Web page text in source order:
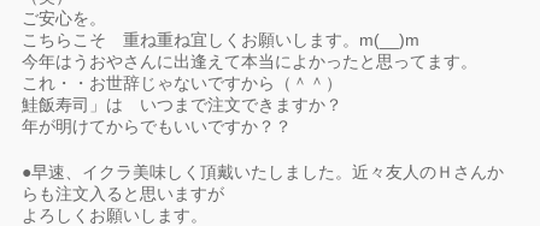
ご安心を。
こちらこそ 重ね重ね宜しくお願いします。m(__)m
今年はうおやさんに出逢えて本当によかったと思ってます。
これ・・お世辞じゃないですから（＾＾）ゞ
鮭飯寿司」は いつまで注文できますか？
年が明けてからでもいいですか？？
●早速、イクラ美味しく頂戴いたしました。近々友人のＨさんか
らも注文入ると思いますが
よろしくお願いします。